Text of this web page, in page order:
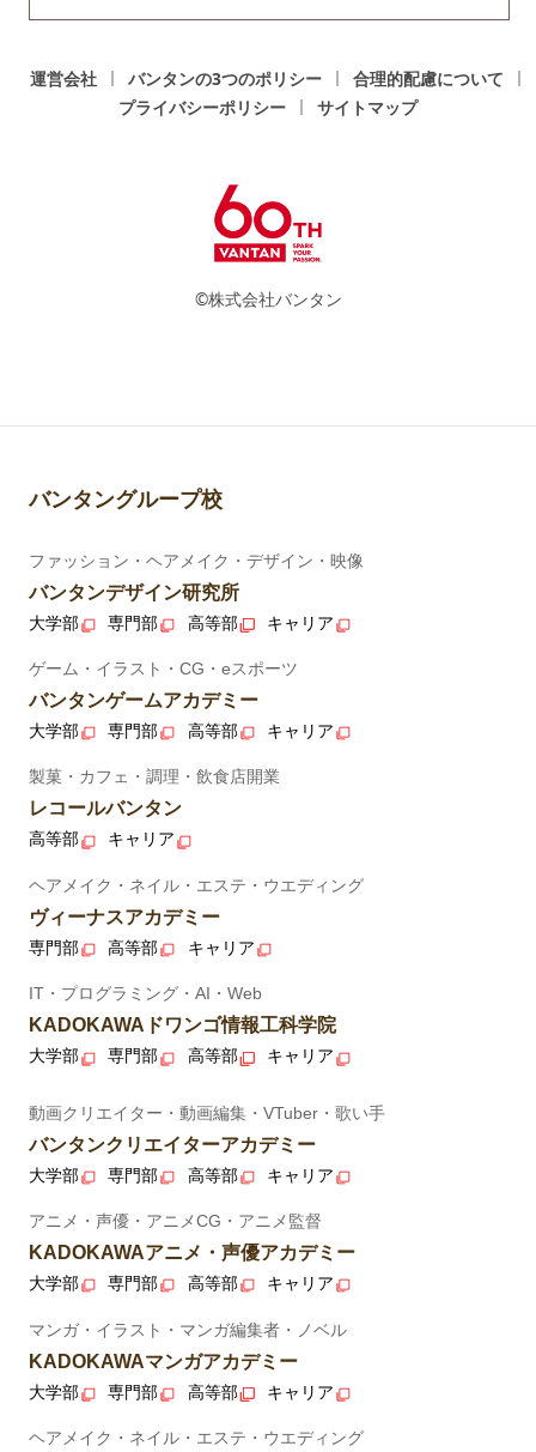
運営会社 バンタンの3つのポリシー
合理的配慮について
プライバシーポリシー
サイトマップ
©株式会社バンタン
バンタングループ校
ファッション・ヘアメイク・デザイン・映像
バンタンデザイン研究所
大学部 専門部 高等部 キャリア
ゲーム・イラスト・CG・eスポーツ
バンタンゲームアカデミー
大学部 専門部 高等部 キャリア
製菓・カフェ・調理・飲食店開業
レコールバンタン
高等部 キャリア
ヘアメイク・ネイル・エステ・ウエディング
ヴィーナスアカデミー
専門部 高等部 キャリア
IT・プログラミング・AI・Web
KADOKAWAドワンゴ情報工科学院
大学部 専門部 高等部 キャリア
動画クリエイター・動画編集・VTuber・歌い手
バンタンクリエイターアカデミー
大学部 専門部 高等部 キャリア
アニメ・声優・アニメCG・アニメ監督
KADOKAWAアニメ・声優アカデミー
大学部 専門部 高等部 キャリア
マンガ・イラスト・マンガ編集者・ノベル
KADOKAWAマンガアカデミー
大学部 専門部 高等部 キャリア
ヘアメイク・ネイル・エステ・ウエディング